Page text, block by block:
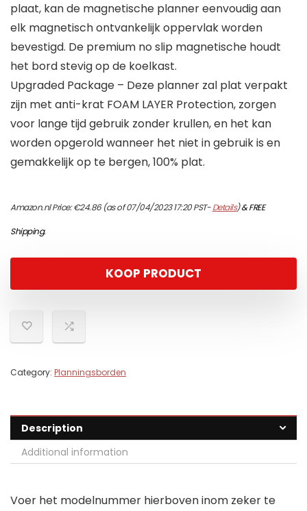
plaat, kan de magnetische planner eenvoudig aan
elk magnetisch ontvankelijk oppervlak worden
bevestigd. De premium no slip magnetische houdt
het bord stevig op de koelkast.
Upgraded Package – Deze planner zal plat verpakt
zijn met anti-krat FOAM LAYER Protection, zorgen
voor lange tijd gebruik zonder krullen, en het kan
worden opgerold wanneer het niet in gebruik is en
gemakkelijk op te bergen, 100% plat.
Amazon.nl Price:€24.86(as of 07/04/2023 17:20 PST-Details)&FREE
Shipping.
KOOP PRODUCT
Category: Planningsborden
Description
Additional information
Voer het modelnummer hierboven inom zeker te